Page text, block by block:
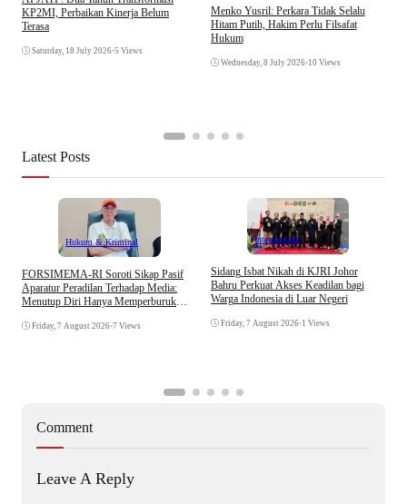
KP2MI, Perbaikan Kinerja Belum
Terasa
Saturday, 18 July 2026•5 Views
Menko Yusril: Perkara Tidak Selalu
Hitam Putih, Hakim Perlu Filsafat
Hukum
Wednesday, 8 July 2026•10 Views
Latest Posts
Hukum & Kriminal
​FORSIMEMA-RI Soroti Sikap Pasif
Aparatur Peradilan Terhadap Media:
Menutup Diri Hanya Memperburuk
Friday, 7 August 2026•7 Views
Internasional
Sidang Isbat Nikah di KJRI Johor
Bahru Perkuat Akses Keadilan bagi
Warga Indonesia di Luar Negeri
Friday, 7 August 2026•1 Views
Comment
Leave A Reply